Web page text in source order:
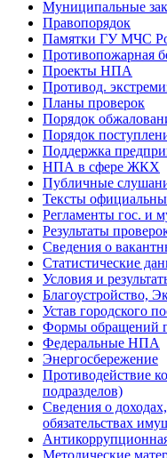
Муниципальные
Правопорядок
Памятки ГУ МЧС
Противопожарная
Проекты НПА
Противод.
Планы проверок
Порядок
Порядок
Поддержка
НПА в сфере ЖКХ
Публичные
Тексты
Регламенты гос. и
Результаты
Сведения о
Статистические
Условия и
Благоустройство,
Устав городского
Формы обращений
Федеральные НПА
Энергосбережение
Противодействие
подразделов)
Сведения о
обязательствах
Методические